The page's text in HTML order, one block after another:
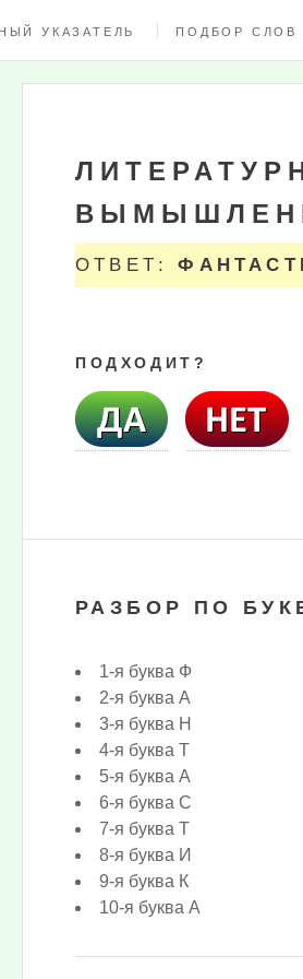
УКАЗАТЕЛЬ ПОДБОР СЛОВ
ОТВЕТ:
ПОДХОДИТ?
РАЗБОР ПО
1-я буква Ф
2-я буква А
3-я буква Н
4-я буква Т
5-я буква А
6-я буква С
7-я буква Т
8-я буква И
9-я буква К
10-я буква А